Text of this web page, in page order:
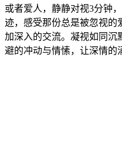
或者爱人，静静对视3分钟
迹，感受那份总是被忽视
加深入的交流。凝视如同沉
避的冲动与情愫，让深情